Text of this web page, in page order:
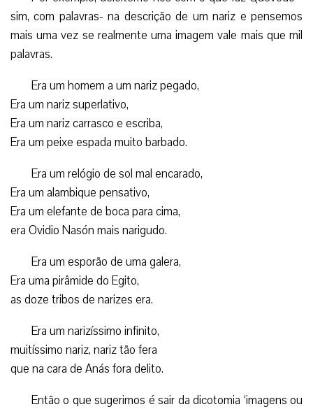
sim, com palavras- na descrição de um nariz e pensemos
mais uma vez se realmente uma imagem vale mais que mil
palavras.
Era um homem a um nariz pegado,
Era um nariz superlativo,
Era um nariz carrasco e escriba,
Era um peixe espada muito barbado.
Era um relógio de sol mal encarado,
Era um alambique pensativo,
Era um elefante de boca para cima,
era Ovidio Nasón mais narigudo.
Era um esporão de uma galera,
Era uma pirâmide do Egito,
as doze tribos de narizes era.
Era um narizíssimo infinito,
muitíssimo nariz, nariz tão fera
que na cara de Anás fora delito.
Então o que sugerimos é sair da dicotomia ‘imagens ou